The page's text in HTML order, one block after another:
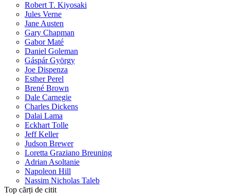
Robert T. Kiyosaki
Jules Verne
Jane Austen
Gary Chapman
Gabor Maté
Daniel Goleman
Gáspár György
Joe Dispenza
Esther Perel
Brené Brown
Dale Carnegie
Charles Dickens
Dalai Lama
Eckhart Tolle
Jeff Keller
Judson Brewer
Loretta Graziano Breuning
Adrian Asoltanie
Napoleon Hill
Nassim Nicholas Taleb
Top cărți de citit